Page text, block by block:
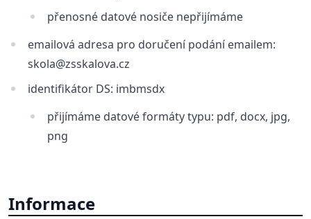
přenosné datové nosiče nepřijímáme
emailová adresa pro doručení podání emailem:
skola@zsskalova.cz
identifikátor DS: imbmsdx
přijímáme datové formáty typu: pdf, docx, jpg,
png
Informace